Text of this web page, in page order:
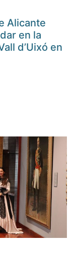
Alicante
en la
d’Uixó en